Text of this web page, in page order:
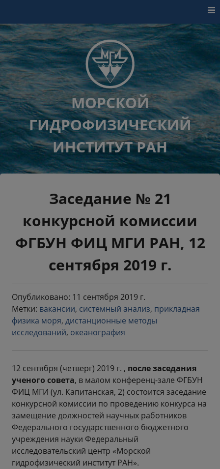
МОРСКОЙ
ГИДРОФИЗИЧЕСКИЙ
ИНСТИТУТ РАН
Заседание № 21
конкурсной комиссии
ФГБУН ФИЦ МГИ РАН, 12
сентября 2019 г.
Опубликовано: 11 сентября 2019 г.
Метки: вакансии, системный анализ, прикладная
физика моря, дистанционные методы
исследований, океанография
12 сентября (четверг) 2019 г. , после заседания
ученого совета, в малом конференц-зале ФГБУН
ФИЦ МГИ (ул. Капитанская, 2) состоится заседание
конкурсной комиссии по проведению конкурса на
замещение должностей научных работников
Федерального государственного бюджетного
учреждения науки Федеральный
исследовательский центр «Морской
гидрофизический институт РАН».